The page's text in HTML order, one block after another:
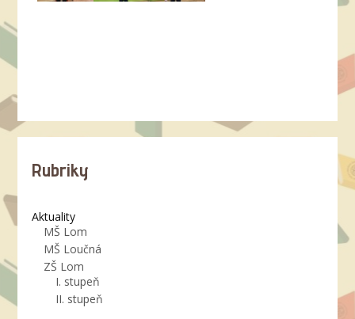
Rubriky
Aktuality
MŠ Lom
MŠ Loučná
ZŠ Lom
I. stupeň
II. stupeň